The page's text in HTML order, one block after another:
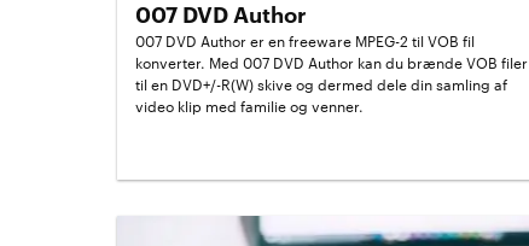
007 DVD Author
007 DVD Author er en freeware MPEG-2 til VOB fil
konverter. Med 007 DVD Author kan du brænde VOB filer
til en DVD+/-R(W) skive og dermed dele din samling af
video klip med familie og venner.